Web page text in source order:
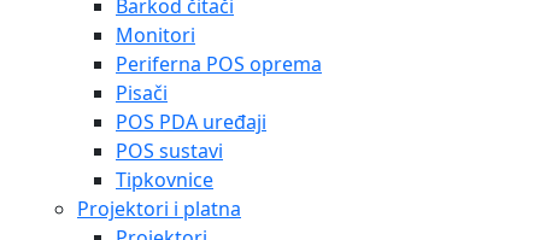
Barkod čitači
Monitori
Periferna POS oprema
Pisači
POS PDA uređaji
POS sustavi
Tipkovnice
Projektori i platna